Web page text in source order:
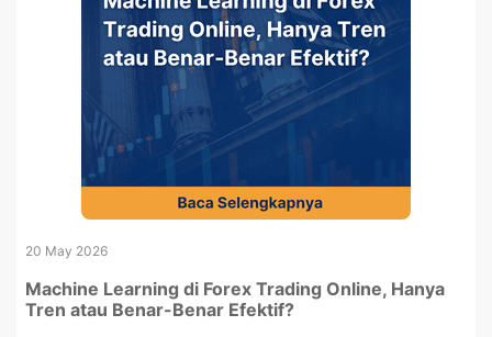
20 May 2026
Machine Learning di Forex Trading Online, Hanya
Tren atau Benar-Benar Efektif?